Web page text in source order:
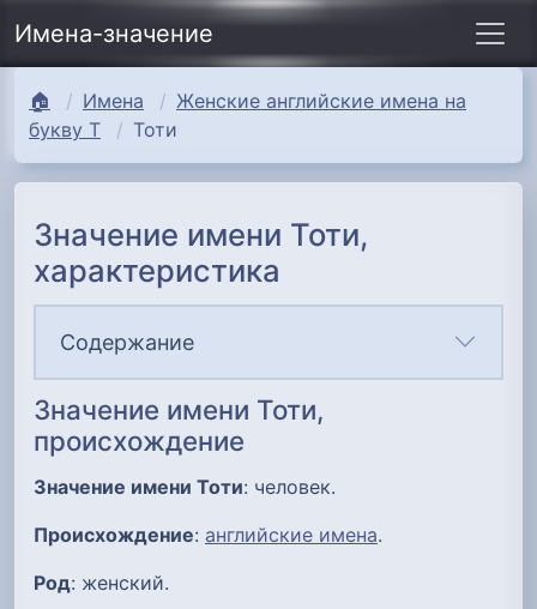
Имена-значение
🏠 Имена
Женские английские имена на
букву Т
Тоти
Значение имени Тоти,
характеристика
Содержание
Значение имени Тоти,
происхождение
Значение имени Тоти: человек.
Происхождение: английские имена.
Род: женский.